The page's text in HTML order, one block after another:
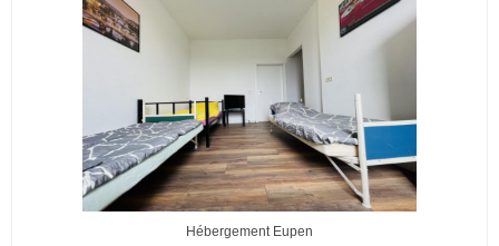
Hébergement Eupen